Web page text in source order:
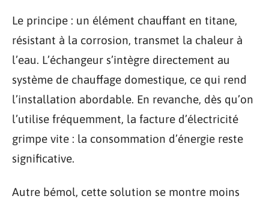
Le principe : un élément chauffant en titane,
résistant à la corrosion, transmet la chaleur à
l’eau. L’échangeur s’intègre directement au
système de chauffage domestique, ce qui rend
l’installation abordable. En revanche, dès qu’on
l’utilise fréquemment, la facture d’électricité
grimpe vite : la consommation d’énergie reste
significative.
Autre bémol, cette solution se montre moins